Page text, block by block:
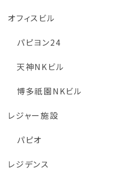
オフィスビル
パピヨン24
天神NKビル
博多祇園NKビル
レジャー施設
パピオ
レジデンス